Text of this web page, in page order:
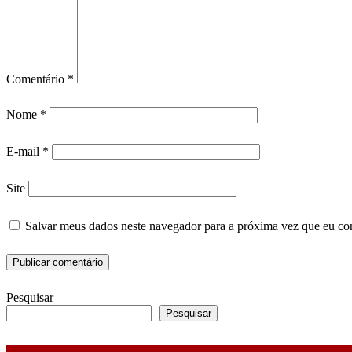
Comentário *
Nome *
E-mail *
Site
Salvar meus dados neste navegador para a próxima vez que eu
Pesquisar
Pesquisar